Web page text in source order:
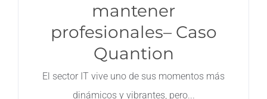
mantener
profesionales– Caso
Quantion
El sector IT vive uno de sus momentos más
dinámicos y vibrantes, pero